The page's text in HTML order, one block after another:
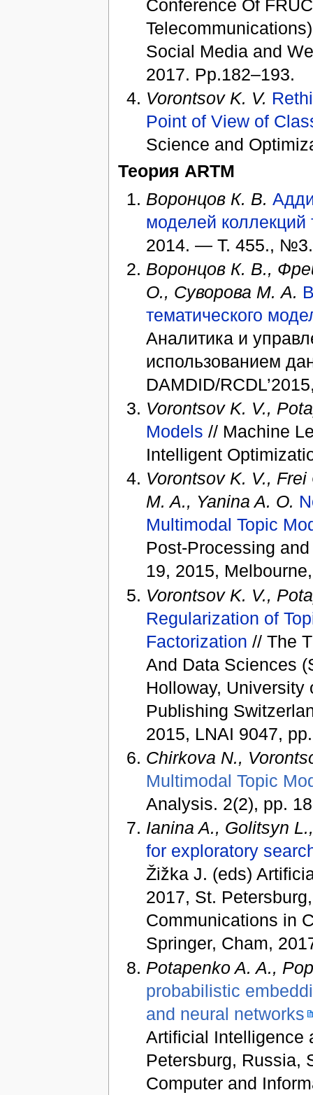
Conference Of
Social Media and
2017. Pp.182–193.
Vorontsov K. V.
Point of View of
Science and
Теория ARTM
Воронцов К. В.
моделей коллекций
2014. — Т. 455.,
Воронцов К. В.,
О., Суворова М. А.
тематического
Аналитика и
использованием
DAMDID/
Vorontsov K. V.,
Models // Machine
Intelligent
Vorontsov K. V.,
M. A., Yanina A. O.
Multimodal Topic
Post-Processing
19, 2015,
Vorontsov K. V.,
Regularization of
Factorization // The
And Data Sciences
Holloway, University
Publishing
2015, LNAI 9047,
Chirkova N.,
Multimodal Topic
Analysis. 2(2), pp.
Ianina A., Golitsyn
for exploratory
Žižka J. (eds)
2017, St.
Communications in
Springer, Cham,
Potapenko A. A.,
probabilistic
and neural networks
Artificial Intelligence
Petersburg, Russia,
Computer and